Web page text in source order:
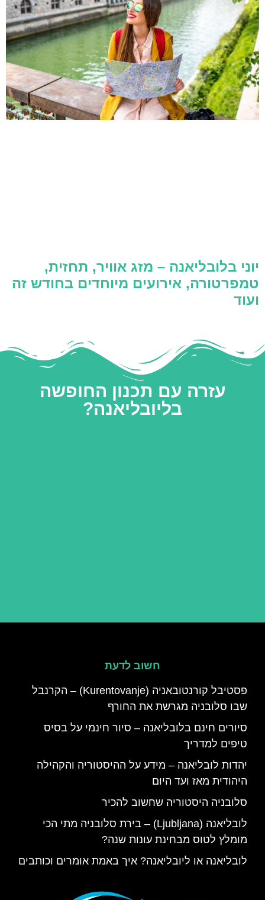
יוני בלובליאנה – מזג אוויר, תחזית,
טמפרטורה, אירועים מיוחדים בחודש זה
ועוד
עזרה עם תכנון החופשה
בליובליאנה?
חשוב לדעת
פסטיבל קורנטובאניה (Kurentovanje) – הקרנבל
שבו סלובניה מגרשת את החורף
סיורים חינם בלובליאנה – סיור חינמי על בסיס
טיפים למדריך
יהדות לובליאנה – מידע על ההיסטוריה והקהילה
היהודית מאז ועד היום
סלובניה היסטוריה שחשוב להכיר
לובליאנה (Ljubljana) – בירת סלובניה מתי הכי
מומלץ לטוס מבחינת עונות שנה?
לובליאנה או ליובליאנה? איך באמת אומרים וכותבים